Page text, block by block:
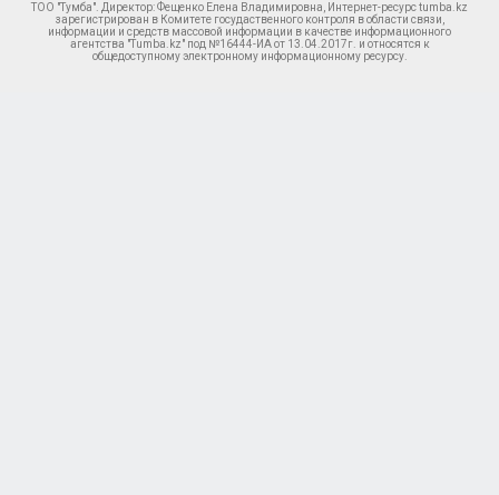
ТОО "Тумба". Директор: Фещенко Елена Владимировна, Интернет-ресурс tumba.kz
зарегистрирован в Комитете госудаственного контроля в области связи,
информации и средств массовой информации в качестве информационного
агентства "Tumba.kz" под №16444-ИА от 13.04.2017г. и относятся к
общедоступному электронному информационному ресурсу.